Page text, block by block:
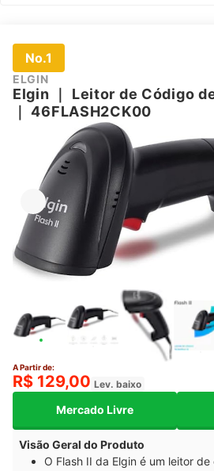
No.1
ELGIN
Elgin ｜ Leitor de Código
｜‎46FLASH2CK00
A Partir de:
R$ 129,00 Lev. baixo
Mercado Livre
Visão Geral do Produto
O Flash II da Elgin é um leitor